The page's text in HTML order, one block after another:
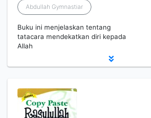
Abdullah Gymnastiar
Buku ini menjelaskan tentang
tatacara mendekatkan diri kepada
Allah